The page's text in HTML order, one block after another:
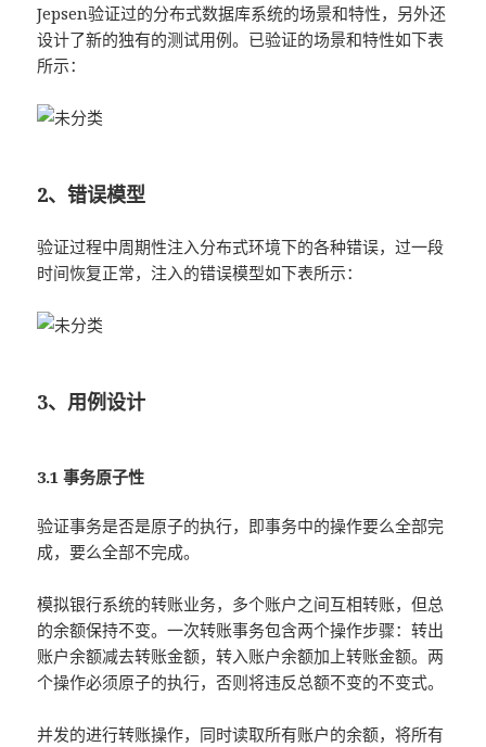
Jepsen验证过的分布式数据库系统的场景和特性，另外还
设计了新的独有的测试用例。已验证的场景和特性如下表
所示：
2、错误模型
验证过程中周期性注入分布式环境下的各种错误，过一段
时间恢复正常，注入的错误模型如下表所示：
3、用例设计
3.1 事务原子性
验证事务是否是原子的执行，即事务中的操作要么全部完
成，要么全部不完成。
模拟银行系统的转账业务，多个账户之间互相转账，但总
的余额保持不变。一次转账事务包含两个操作步骤：转出
账户余额减去转账金额，转入账户余额加上转账金额。两
个操作必须原子的执行，否则将违反总额不变的不变式。
并发的进行转账操作，同时读取所有账户的余额，将所有